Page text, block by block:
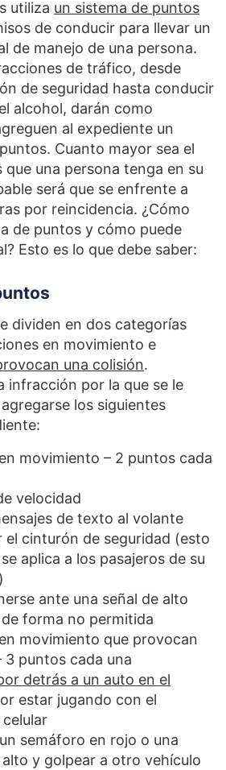
utiliza un sistema de puntos
de conducir para llevar un
de manejo de una persona.
de tráfico, desde
de seguridad hasta conducir
alcohol, darán como
al expediente un
Cuanto mayor sea el
una persona tenga en su
será que se enfrente a
por reincidencia. ¿Cómo
de puntos y cómo puede
Esto es lo que debe saber:
dividen en dos categorías
en movimiento e
una colisión.
infracción por la que se le
los siguientes
movimiento – 2 puntos cada
velocidad
de texto al volante
el cinturón de seguridad (esto
aplica a los pasajeros de su
ante una señal de alto
de forma no permitida
movimiento que provocan
3 puntos cada una
detrás a un auto en el
estar jugando con el
semáforo en rojo o una
alto y golpear a otro vehículo